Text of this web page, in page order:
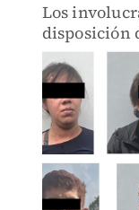
Los
disposición